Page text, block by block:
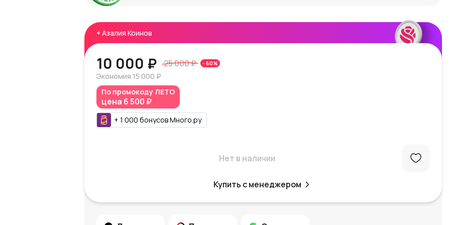
+ Азалия Коинов
10 000 ₽ 25 000 ₽ - 60%
Экономия 15 000 ₽
По промокоду ЛЕТО
цена 6 500 ₽
+ 1 000 бонусовМного.ру
Нет в наличии
Купить с менеджером